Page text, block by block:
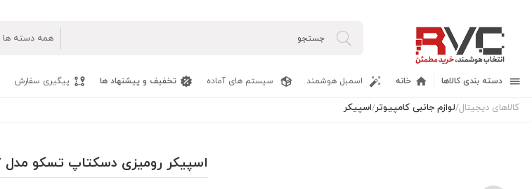
دسته بندی کالاها خانه اسمبل هوشمند سیستم های آماده تخفیف و پیشنهاد ها پیگیری سفارش
کالاهای دیجیتال/لوازم جانبی کامپیوتر/اسپیکر
اسپیکر رومیزی دسکتاپ تسکو مدل TSCO TS 2057